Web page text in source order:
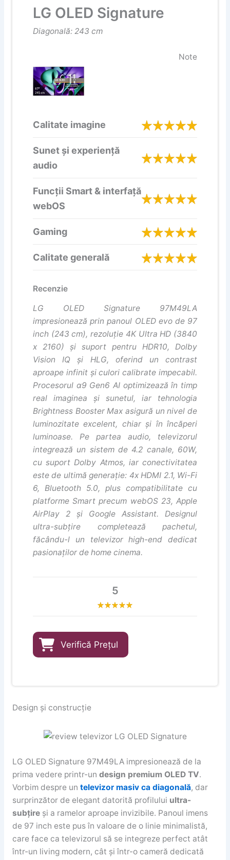
LG OLED Signature
Diagonală: 243 cm
Note
Calitate imagine
Sunet și experiență
audio
Funcții Smart & interfață
webOS
Gaming
Calitate generală
Recenzie
LG OLED Signature 97M49LA
impresionează prin panoul OLED evo de 97
inch (243 cm), rezoluție 4K Ultra HD (3840
x 2160) și suport pentru HDR10, Dolby
Vision IQ și HLG, oferind un contrast
aproape infinit și culori calibrate impecabil.
Procesorul α9 Gen6 AI optimizează în timp
real imaginea și sunetul, iar tehnologia
Brightness Booster Max asigură un nivel de
luminozitate excelent, chiar și în încăperi
luminoase. Pe partea audio, televizorul
integrează un sistem de 4.2 canale, 60W,
cu suport Dolby Atmos, iar conectivitatea
este de ultimă generație: 4x HDMI 2.1, Wi-Fi
6, Bluetooth 5.0, plus compatibilitate cu
platforme Smart precum webOS 23, Apple
AirPlay 2 și Google Assistant. Designul
ultra-subțire completează pachetul,
făcându-l un televizor high-end dedicat
pasionaților de home cinema.
5
Verifică Prețul
Design și construcție
LG OLED Signature 97M49LA impresionează de la
prima vedere printr-un design premium OLED TV.
Vorbim despre un televizor masiv ca diagonală, dar
surprinzător de elegant datorită profilului ultra-
subțireși a ramelor aproape invizibile. Panoul imens
de 97 inch este pus în valoare de o linie minimalistă,
care face ca televizorul să se integreze perfect atât
într-un living modern, cât și într-o cameră dedicată